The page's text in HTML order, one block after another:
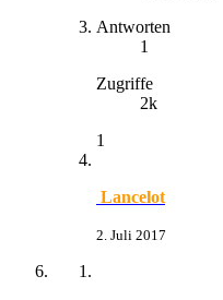
Antworten
1
Zugriffe
2k
1
Lancelot
2. Juli 2017